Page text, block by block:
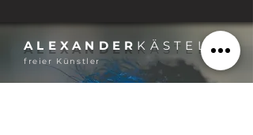
ALEXANDER KÄSTEL
freier Künstler